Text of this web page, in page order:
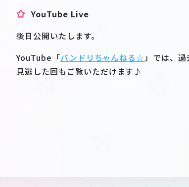
YouTube Live
後日公開いたします。
YouTube「バンドリちゃんねる☆」では、過
見逃した回もご覧いただけます♪